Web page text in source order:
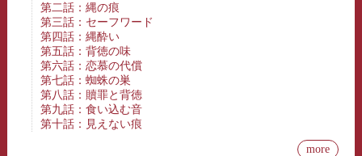
第二話：縄の痕
第三話：セーフワード
第四話：縄酔い
第五話：背徳の味
第六話：恋慕の代償
第七話：蜘蛛の巣
第八話：贖罪と背徳
第九話：食い込む音
第十話：見えない痕
more